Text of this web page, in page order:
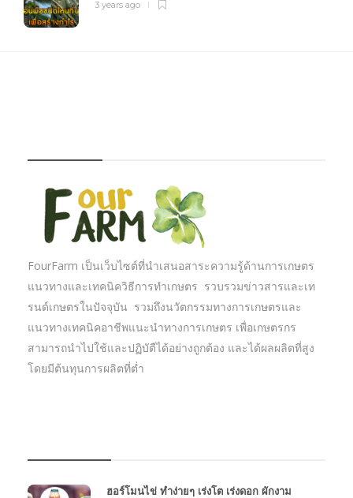
3 years ago
FourFarm เป็นเว็บไซต์ที่นำเสนอสาระความรู้ด้านการเกษตร
แนวทางและเทคนิควิธีการทำเกษตร รวบรวมข่าวสารและเท
รนด์เกษตรในปัจจุบัน รวมถึงนวัตกรรมทางการเกษตรและ
แนวทางเทคนิคอาชีพแนะนำทางการเกษตร เพื่อเกษตรกร
สามารถนำไปใช้และปฏิบัตืได้อย่างถูกต้อง และได้ผลผลิตที่สูง
โดยมีต้นทุนการผลิตที่ต่ำ
ฮอร์โมนไข่ ทำง่ายๆ เร่งโต เร่งดอก ผักงาม